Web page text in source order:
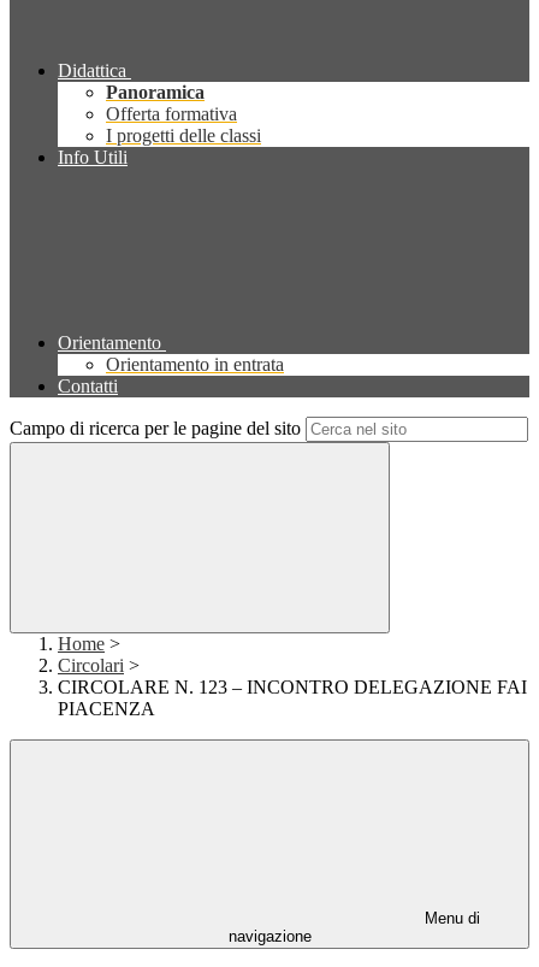
Didattica
Panoramica
Offerta formativa
I progetti delle classi
Info Utili
Orientamento
Orientamento in entrata
Contatti
Campo di ricerca per le pagine del sito
Home >
Circolari >
CIRCOLARE N. 123 – INCONTRO DELEGAZIONE FAI
PIACENZA
Menu di
navigazione